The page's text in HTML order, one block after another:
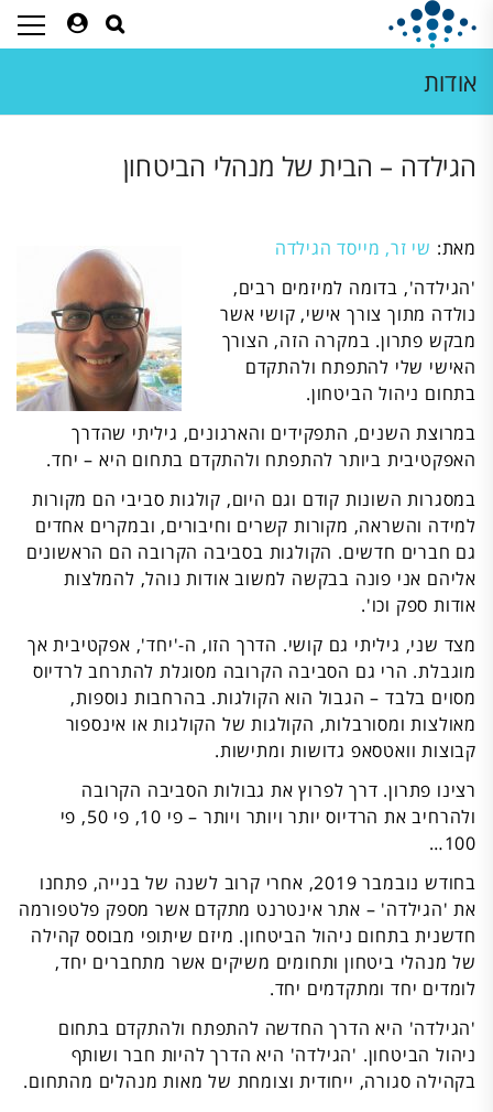
אודות
הגילדה – הבית של מנהלי הביטחון
מאת: שי זר, מייסד הגילדה
'הגילדה', בדומה למיזמים רבים,
נולדה מתוך צורך אישי, קושי אשר
מבקש פתרון. במקרה הזה, הצורך
האישי שלי להתפתח ולהתקדם
בתחום ניהול הביטחון.
במרוצת השנים, התפקידים והארגונים, גיליתי שהדרך
האפקטיבית ביותר להתפתח ולהתקדם בתחום היא – יחד.
במסגרות השונות קודם וגם היום, קולגות סביבי הם מקורות
למידה והשראה, מקורות קשרים וחיבורים, ובמקרים אחדים
גם חברים חדשים. הקולגות בסביבה הקרובה הם הראשונים
אליהם אני פונה בבקשה למשוב אודות נוהל, להמלצות
אודות ספק וכו'.
מצד שני, גיליתי גם קושי. הדרך הזו, ה-'יחד', אפקטיבית אך
מוגבלת. הרי גם הסביבה הקרובה מסוגלת להתרחב לרדיוס
מסוים בלבד – הגבול הוא הקולגות. בהרחבות נוספות,
מאולצות ומסורבלות, הקולגות של הקולגות או אינספור
קבוצות וואטסאפ גדושות ומתישות.
רצינו פתרון. דרך לפרוץ את גבולות הסביבה הקרובה
ולהרחיב את הרדיוס יותר ויותר ויותר – פי 10, פי 50, פי
100…
בחודש נובמבר 2019, אחרי קרוב לשנה של בנייה, פתחנו
את 'הגילדה' – אתר אינטרנט מתקדם אשר מספק פלטפורמה
חדשנית בתחום ניהול הביטחון. מיזם שיתופי מבוסס קהילה
של מנהלי ביטחון ותחומים משיקים אשר מתחברים יחד,
לומדים יחד ומתקדמים יחד.
'הגילדה' היא הדרך החדשה להתפתח ולהתקדם בתחום
ניהול הביטחון. 'הגילדה' היא הדרך להיות חבר ושותף
בקהילה סגורה, ייחודית וצומחת של מאות מנהלים מהתחום.